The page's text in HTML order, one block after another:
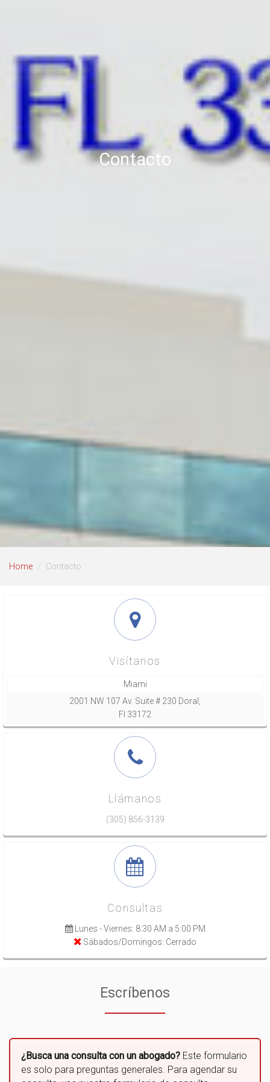
Contacto
Home Contacto
Visítanos
Miami
2001 NW 107 Av. Suite # 230 Doral,
Fl 33172
Llámanos
(305) 856-3139
Consultas
Lunes - Viernes: 8:30 AM a 5:00 PM
Sábados/Domingos: Cerrado
Escríbenos
¿Busca una consulta con un abogado? Este formulario
es solo para preguntas generales. Para agendar su